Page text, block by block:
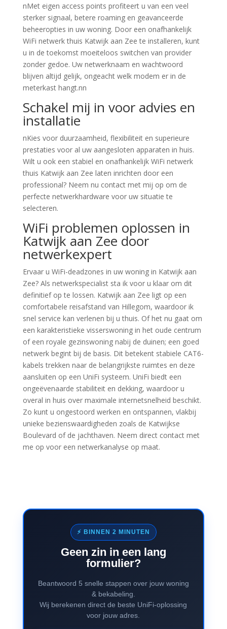
nMet eigen access points profiteert u van een veel
sterker signaal, betere roaming en geavanceerde
beheeropties in uw woning. Door een onafhankelijk
WiFi netwerk thuis Katwijk aan Zee te installeren, kunt
u in de toekomst moeiteloos switchen van provider
zonder gedoe. Uw netwerknaam en wachtwoord
blijven altijd gelijk, ongeacht welk modem er in de
meterkast hangt.nn
Schakel mij in voor advies en
installatie
nKies voor duurzaamheid, flexibiliteit en superieure
prestaties voor al uw aangesloten apparaten in huis.
Wilt u ook een stabiel en onafhankelijk WiFi netwerk
thuis Katwijk aan Zee laten inrichten door een
professional? Neem nu contact met mij op om de
perfecte netwerkhardware voor uw situatie te
selecteren.
WiFi problemen oplossen in
Katwijk aan Zee door
netwerkexpert
Ervaar u WiFi-deadzones in uw woning in Katwijk aan
Zee? Als netwerkspecialist sta ik voor u klaar om dit
definitief op te lossen. Katwijk aan Zee ligt op een
comfortabele reisafstand van Hillegom, waardoor ik
snel service kan verlenen bij u thuis. Of het nu gaat om
een karakteristieke visserswoning in het oude centrum
of een royale gezinswoning nabij de duinen; een goed
netwerk begint bij de basis. Dit betekent stabiele CAT6-
kabels trekken naar de belangrijkste ruimtes en deze
aansluiten op een UniFi systeem. UniFi biedt een
ongeëvenaarde stabiliteit en dekking, waardoor u
overal in huis over maximale internetsnelheid beschikt.
Zo kunt u ongestoord werken en ontspannen, vlakbij
unieke bezienswaardigheden zoals de Katwijkse
Boulevard of de jachthaven. Neem direct contact met
me op voor een netwerkanalyse op maat.
⚡ BINNEN 2 MINUTEN
Geen zin in een lang
formulier?
Beantwoord 5 snelle stappen over jouw woning
& bekabeling.
Wij berekenen direct de beste UniFi-oplossing
voor jouw adres.